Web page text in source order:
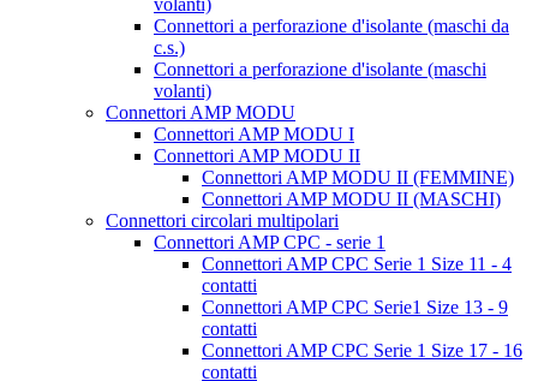
volanti)
Connettori a perforazione d'isolante (maschi da
c.s.)
Connettori a perforazione d'isolante (maschi
volanti)
Connettori AMP MODU
Connettori AMP MODU I
Connettori AMP MODU II
Connettori AMP MODU II (FEMMINE)
Connettori AMP MODU II (MASCHI)
Connettori circolari multipolari
Connettori AMP CPC - serie 1
Connettori AMP CPC Serie 1 Size 11 - 4
contatti
Connettori AMP CPC Serie1 Size 13 - 9
contatti
Connettori AMP CPC Serie 1 Size 17 - 16
contatti